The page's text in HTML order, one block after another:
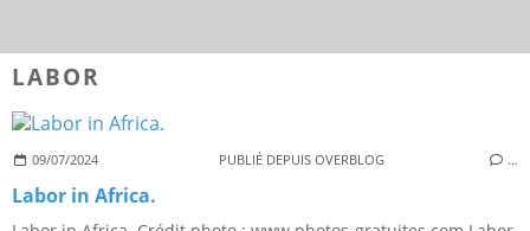
LABOR
09/07/2024 PUBLIÉ DEPUIS OVERBLOG …
Labor in Africa.